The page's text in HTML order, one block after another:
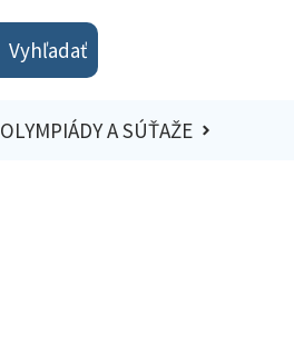
Vyhľadať
OLYMPIÁDY A SÚŤAŽE